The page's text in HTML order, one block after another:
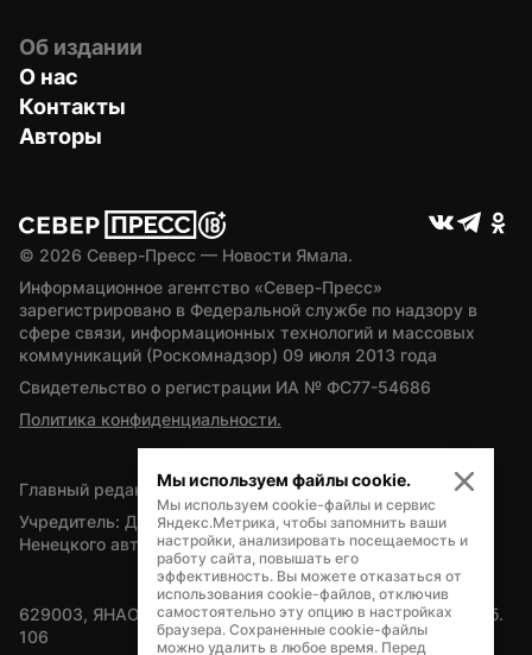
Об издании
О нас
Контакты
Авторы
© 2026 Север-Пресс — Новости Ямала.
Информационное агентство «Север-Пресс»
зарегистрировано в Федеральной службе по надзору в
сфере связи, информационных технологий и массовых
коммуникаций (Роскомнадзор) 09 июля 2013 года
Свидетельство о регистрации ИА № ФС77-54686
Политика конфиденциальности.
Главный редактор — А.Л. Поздеев
Учредитель: Департамент внутренней политики Ямало-
Ненецкого автономного округа
629003, ЯНАО, Салехард, мкр. Богдана Кнунянца, д.1, каб.
106
Мы используем файлы cookie.
Мы используем cookie-файлы и сервис
Яндекс.Метрика, чтобы запомнить ваши
настройки, анализировать посещаемость и
работу сайта, повышать его
эффективность. Вы можете отказаться от
использования cookie-файлов, отключив
самостоятельно эту опцию в настройках
браузера. Сохраненные cookie-файлы
можно удалить в любое время. Перед